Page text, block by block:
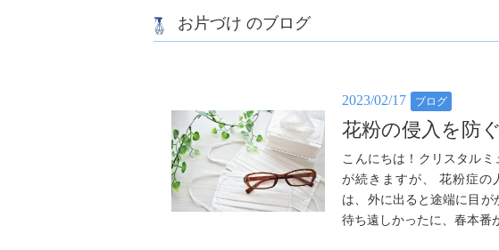
お片づけ のブログ
2023/02/17 ブログ
花粉の侵入を防
こんにちは！クリスタル
が続きますが、 花粉症の
は、外に出ると途端に目
待ち遠しかったに、春本